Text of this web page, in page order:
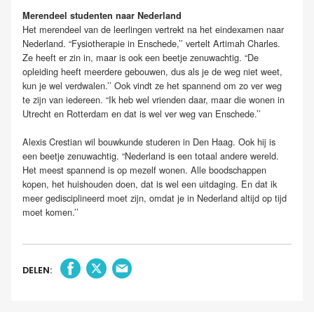
Merendeel studenten naar Nederland
Het merendeel van de leerlingen vertrekt na het eindexamen naar
Nederland. “Fysiotherapie in Enschede,’’ vertelt Artimah Charles.
Ze heeft er zin in, maar is ook een beetje zenuwachtig. “De
opleiding heeft meerdere gebouwen, dus als je de weg niet weet,
kun je wel verdwalen.’’ Ook vindt ze het spannend om zo ver weg
te zijn van iedereen. “Ik heb wel vrienden daar, maar die wonen in
Utrecht en Rotterdam en dat is wel ver weg van Enschede.’’
Alexis Crestian wil bouwkunde studeren in Den Haag. Ook hij is
een beetje zenuwachtig. “Nederland is een totaal andere wereld.
Het meest spannend is op mezelf wonen. Alle boodschappen
kopen, het huishouden doen, dat is wel een uitdaging. En dat ik
meer gedisciplineerd moet zijn, omdat je in Nederland altijd op tijd
moet komen.’’
DELEN: